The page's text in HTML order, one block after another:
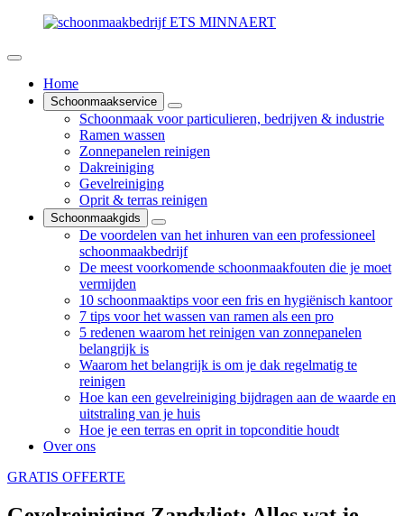
Home
Schoonmaakservice
Schoonmaak voor particulieren, bedrijven & industrie
Ramen wassen
Zonnepanelen reinigen
Dakreiniging
Gevelreiniging
Oprit & terras reinigen
Schoonmaakgids
De voordelen van het inhuren van een professioneel
schoonmaakbedrijf
De meest voorkomende schoonmaakfouten die je moet
vermijden
10 schoonmaaktips voor een fris en hygiënisch kantoor
7 tips voor het wassen van ramen als een pro
5 redenen waarom het reinigen van zonnepanelen
belangrijk is
Waarom het belangrijk is om je dak regelmatig te
reinigen
Hoe kan een gevelreiniging bijdragen aan de waarde en
uitstraling van je huis
Hoe je een terras en oprit in topconditie houdt
Over ons
GRATIS OFFERTE